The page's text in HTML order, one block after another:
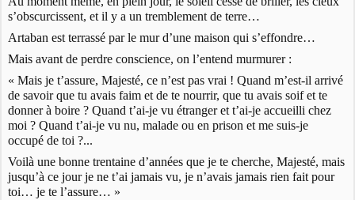
s’obscurcissent, et il y a un tremblement de terre…
Artaban est terrassé par le mur d’une maison qui s’effondre…
Mais avant de perdre conscience, on l’entend murmurer :
« Mais je t’assure, Majesté, ce n’est pas vrai ! Quand m’est-il arrivé
de savoir que tu avais faim et de te nourrir, que tu avais soif et te
donner à boire ? Quand t’ai-je vu étranger et t’ai-je accueilli chez
moi ? Quand t’ai-je vu nu, malade ou en prison et me suis-je
occupé de toi ?...
Voilà une bonne trentaine d’années que je te cherche, Majesté, mais
jusqu’à ce jour je ne t’ai jamais vu, je n’avais jamais rien fait pour
toi… je te l’assure… »